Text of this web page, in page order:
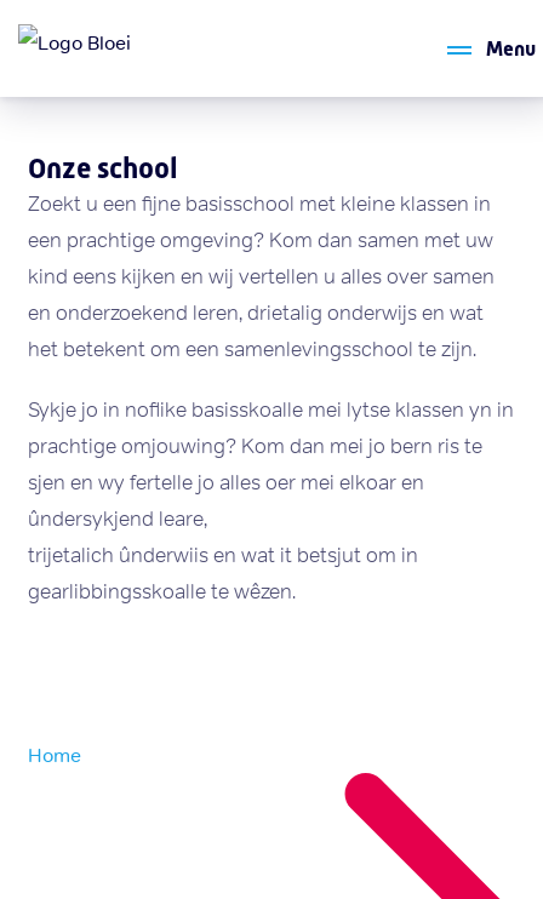
Menu
Onze school
Zoekt u een fijne basisschool met kleine klassen in
een prachtige omgeving? Kom dan samen met uw
kind eens kijken en wij vertellen u alles over samen
en onderzoekend leren, drietalig onderwijs en wat
het betekent om een samenlevingsschool te zijn.
Sykje jo in noflike basisskoalle mei lytse klassen yn in
prachtige omjouwing? Kom dan mei jo bern ris te
sjen en wy fertelle jo alles oer mei elkoar en
ûndersykjend leare,
trijetalich ûnderwiis en wat it betsjut om in
gearlibbingsskoalle te wêzen.
Home